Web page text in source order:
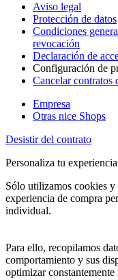
Aviso legal
Protección de datos
Condiciones
revocación
Declaración de
Configuración de
Cancelar contratos
Empresa
Otras nice Shops
Desistir del contrato
Personaliza tu
Sólo utilizamos cookies y
experiencia de compra
individual.
Para ello, recopilamos
comportamiento y sus
optimizar